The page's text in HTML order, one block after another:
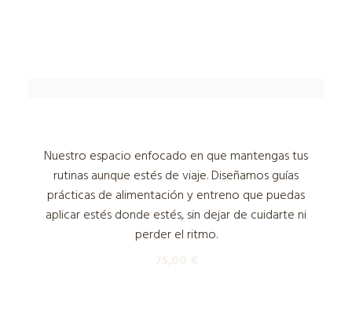
Nuestro espacio enfocado en que mantengas tus
rutinas aunque estés de viaje. Diseñamos guías
prácticas de alimentación y entreno que puedas
aplicar estés donde estés, sin dejar de cuidarte ni
perder el ritmo.